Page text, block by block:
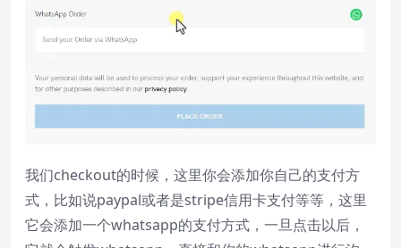
我们checkout的时候，这里你会添加你自己的支付方
式，比如说paypal或者是stripe信用卡支付等等，这里
它会添加一个whatsapp的支付方式，一旦点击以后，